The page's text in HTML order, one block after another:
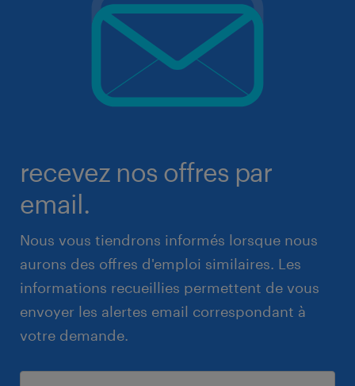
recevez nos offres par
email.
Nous vous tiendrons informés lorsque nous
aurons des offres d'emploi similaires. Les
informations recueillies permettent de vous
envoyer les alertes email correspondant à
votre demande.